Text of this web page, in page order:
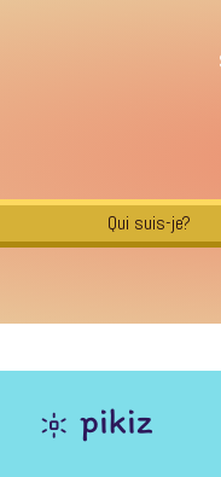
Qui suis-je?